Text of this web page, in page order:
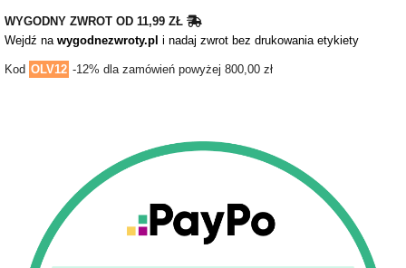
WYGODNY ZWROT OD 11,99 ZŁ
Wejdź na wygodnezwroty.pl i nadaj zwrot bez drukowania etykiety
Kod OLV12 -12% dla zamówień powyżej 800,00 zł